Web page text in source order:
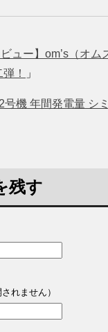
ビュー】om’s（オ
！
」
号機 年間発電量 シ
残す
れません）